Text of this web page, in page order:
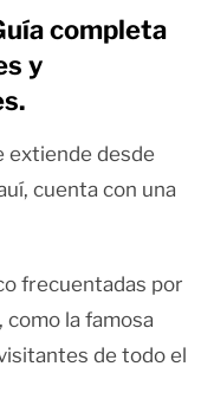
completa
y
extiende desde
cuenta con una
frecuentadas por
la famosa
de todo el